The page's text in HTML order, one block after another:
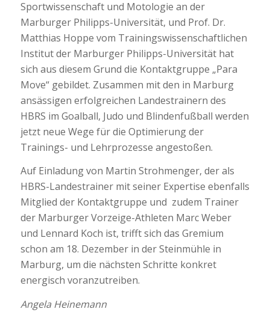
Sportwissenschaft und Motologie an der
Marburger Philipps-Universität, und Prof. Dr.
Matthias Hoppe vom Trainingswissenschaftlichen
Institut der Marburger Philipps-Universität hat
sich aus diesem Grund die Kontaktgruppe „Para
Move“ gebildet. Zusammen mit den in Marburg
ansässigen erfolgreichen Landestrainern des
HBRS im Goalball, Judo und Blindenfußball werden
jetzt neue Wege für die Optimierung der
Trainings- und Lehrprozesse angestoßen.
Auf Einladung von Martin Strohmenger, der als
HBRS-Landestrainer mit seiner Expertise ebenfalls
Mitglied der Kontaktgruppe und zudem Trainer
der Marburger Vorzeige-Athleten Marc Weber
und Lennard Koch ist, trifft sich das Gremium
schon am 18. Dezember in der Steinmühle in
Marburg, um die nächsten Schritte konkret
energisch voranzutreiben.
Angela Heinemann